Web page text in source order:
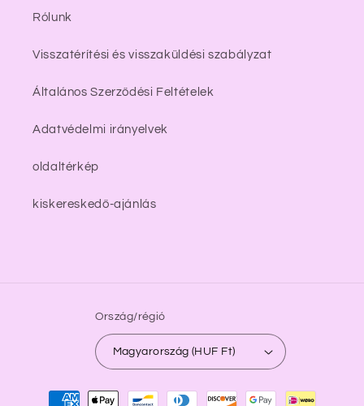
Rólunk
Visszatérítési és visszaküldési szabályzat
Általános Szerződési Feltételek
Adatvédelmi irányelvek
oldaltérkép
kiskereskedő-ajánlás
Ország/régió
Magyarország (HUF Ft)
Fizetési